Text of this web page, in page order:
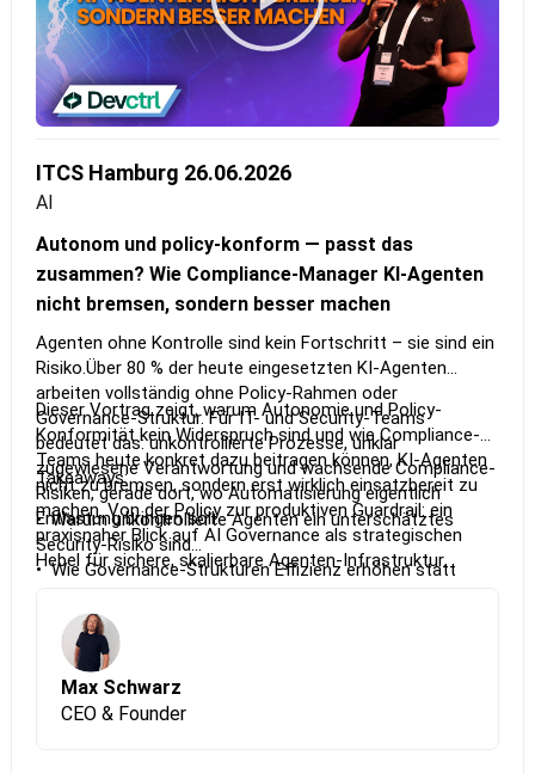
ITCS Hamburg 26.06.2026
AI
Autonom und policy-konform — passt das
zusammen? Wie Compliance-Manager KI-Agenten
nicht bremsen, sondern besser machen
Agenten ohne Kontrolle sind kein Fortschritt – sie sind ein
Risiko.Über 80 % der heute eingesetzten KI-Agenten
arbeiten vollständig ohne Policy-Rahmen oder
Governance-Struktur. Für IT- und Security-Teams
bedeutet das: unkontrollierte Prozesse, unklar
zugewiesene Verantwortung und wachsende Compliance-
Risiken, gerade dort, wo Automatisierung eigentlich
Entlastung bringen soll.
Dieser Vortrag zeigt, warum Autonomie und Policy-
Konformität kein Widerspruch sind und wie Compliance-
Teams heute konkret dazu beitragen können, KI-Agenten
nicht zu bremsen, sondern erst wirklich einsatzbereit zu
machen. Von der Policy zur produktiven Guardrail: ein
praxisnaher Blick auf AI Governance als strategischen
Hebel für sichere, skalierbare Agenten-Infrastruktur.
Takeaways:
•⁠ ⁠Warum unkontrollierte Agenten ein unterschätztes
Security-Risiko sind
•⁠ ⁠Wie Governance-Strukturen Effizienz erhöhen statt
•⁠ ⁠Erste Schritte vom Policy-Dokument zur technisch
umgesetzten Guardrail
Max Schwarz
CEO & Founder